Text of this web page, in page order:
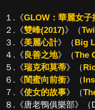
１.《GLOW：華麗女子
２.《雙峰(2017)》（
３.《美麗心計》（Big
４.《 良善之地》（The
５.《瑞克和莫蒂》（
６.《閨蜜向前衝》（
７.《使女的故事》（
８.《唐老鴨俱樂部》（